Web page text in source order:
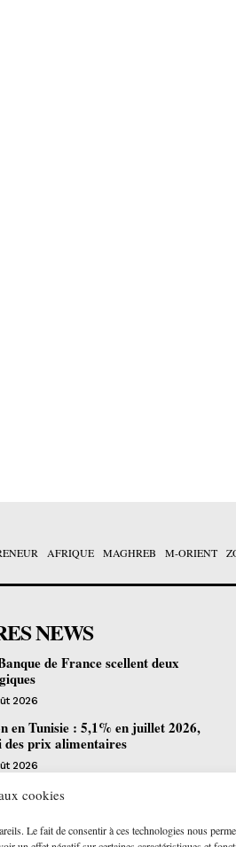
cookies
Le fait de consentir à ces technologies nous
AFRIQUE MAGHREB M-ORIENT
NEWS
de France scellent deux
2026
en Tunisie : 5,1% en juillet 2026,
prix alimentaires
2026
en fibre optique ouvre ses
6 août 2026